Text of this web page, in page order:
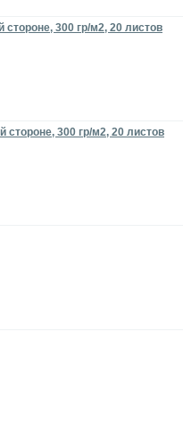
300 гр/м2, 20 листов
стороне, 300 гр/м2, 20 листов